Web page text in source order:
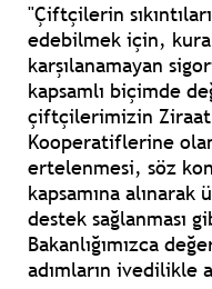
"Çiftçilerin
edebilmek için,
karşılanamayan
kapsamlı biçimde
çiftçilerimizin Ziraat
Kooperatiflerine
ertelenmesi, söz
kapsamına
destek sağlanması
Bakanlığımızca
adımların ivedilikle